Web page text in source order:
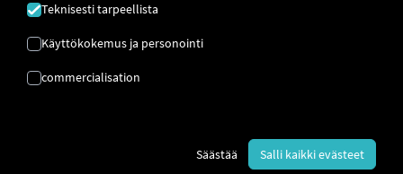
Vaiheittaiset ohjeet perävaunujesi
mukauttamiseen RIO yhteyden
muodostamiseksi.
Teknisesti tarpeellista
Käyttökokemus ja personointi
commercialisation
Säästää Salli kaikki evästeet